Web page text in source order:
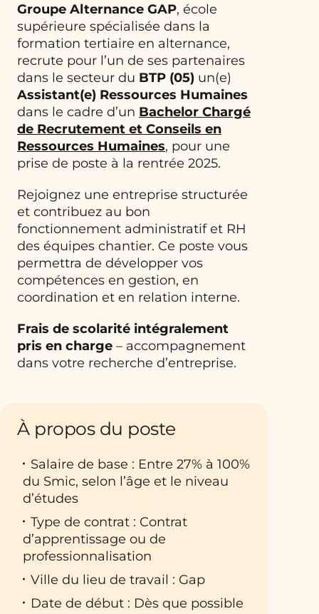
Groupe Alternance GAP, école
supérieure spécialisée dans la
formation tertiaire en alternance,
recrute pour l’un de ses partenaires
dans le secteur du BTP (05) un(e)
Assistant(e) Ressources Humaines
dans le cadre d’un Bachelor Chargé
de Recrutement et Conseils en
Ressources Humaines, pour une
prise de poste à la rentrée 2025.
Rejoignez une entreprise structurée
et contribuez au bon
fonctionnement administratif et RH
des équipes chantier. Ce poste vous
permettra de développer vos
compétences en gestion, en
coordination et en relation interne.
Frais de scolarité intégralement
pris en charge – accompagnement
dans votre recherche d’entreprise.
À propos du poste
Salaire de base : Entre 27% à 100%
du Smic, selon l’âge et le niveau
d’études
Type de contrat : Contrat
d’apprentissage ou de
professionnalisation
Ville du lieu de travail : Gap
Date de début : Dès que possible